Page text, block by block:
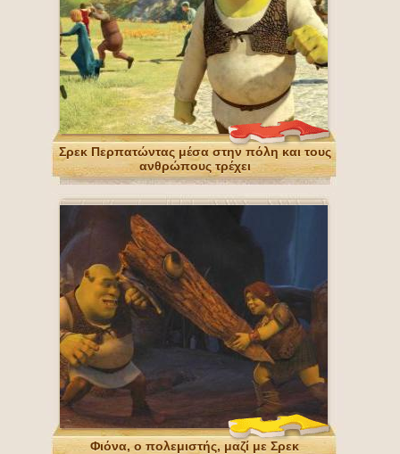
Σρεκ Περπατώντας μέσα στην πόλη και τους
ανθρώπους τρέχει
Φιόνα, ο πολεμιστής, μαζί με Σρεκ